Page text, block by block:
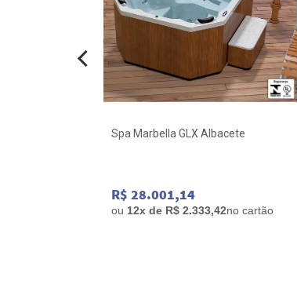
Spa Marbella GLX Albacete
R$ 28.001,14
ou 12x de R$ 2.333,42no cartão